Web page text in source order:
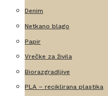
Denim
Netkano blago
Papir
Vrečke za živila
Biorazgradljive
PLA – reciklirana plastika